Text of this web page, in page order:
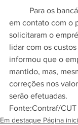
em contato com o
solicitaram o
lidar com os
informou que o
mantido, mas,
correções nos
serão efetuadas.
Fonte:Contraf/CUT
Em destaque Página